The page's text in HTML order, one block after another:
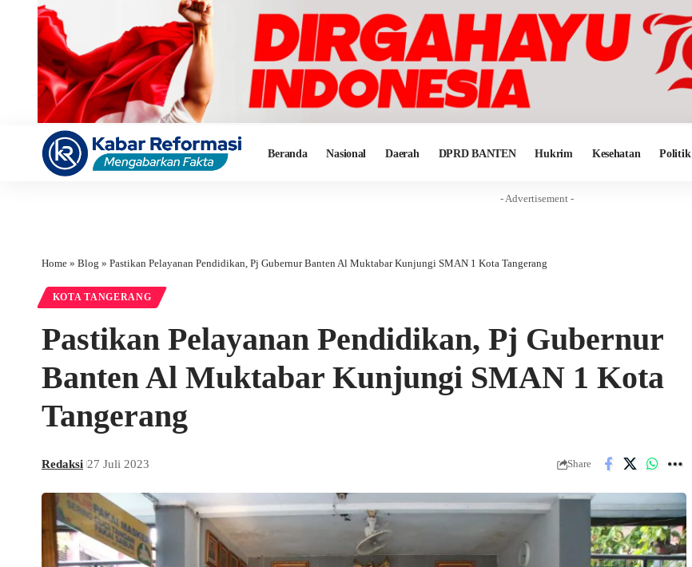
Beranda Nasional Daerah DPRD BANTEN Hukrim Kesehatan Politik
- Advertisement -
Home » Blog » Pastikan Pelayanan Pendidikan, Pj Gubernur Banten Al Muktabar Kunjungi SMAN 1 Kota Tangerang
KOTA TANGERANG
Pastikan Pelayanan Pendidikan, Pj Gubernur
Banten Al Muktabar Kunjungi SMAN 1 Kota
Tangerang
Redaksi 27 Juli 2023 Share